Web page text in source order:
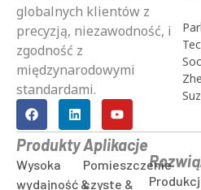
globalnych klientów z
precyzją, niezawodność, i
zgodność z
międzynarodowymi
standardami.
Produkty
Wysoka
wydajność &
Aplikacje
Pomieszczenie
czyste &